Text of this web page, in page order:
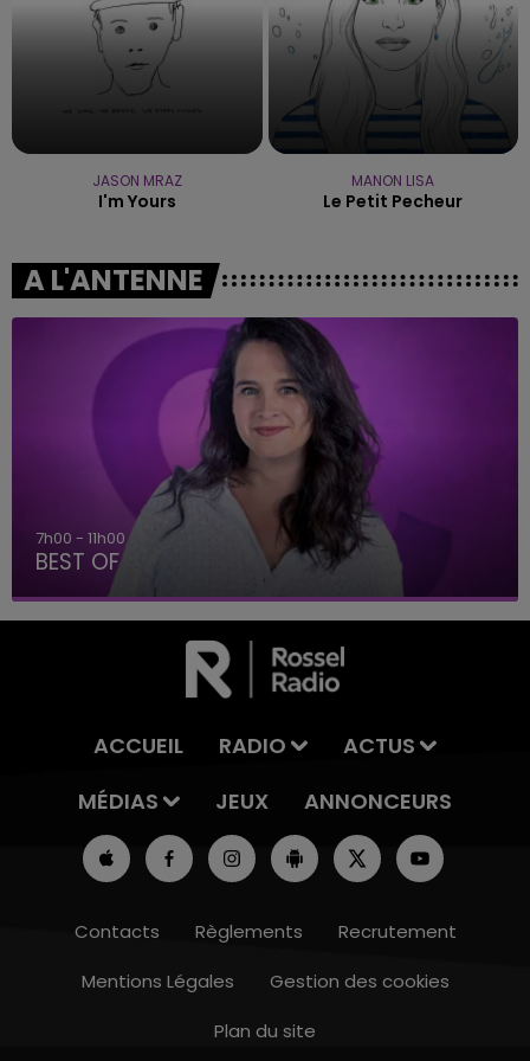
16h00 - 20h00
JASON MRAZ
I'm Yours
MANON LISA
Le Petit Pecheur
A L'ANTENNE
7h00 - 11h00
BEST OF
ACCUEIL RADIO
ACTUS
MÉDIAS
JEUX ANNONCEURS
Contacts Règlements
Recrutement
Mentions Légales
Gestion des cookies
Plan du site